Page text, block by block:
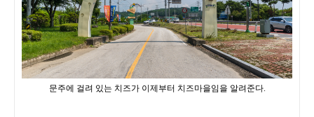
문주에 걸려 있는 치즈가 이제부터 치즈마을임을 알려준다.